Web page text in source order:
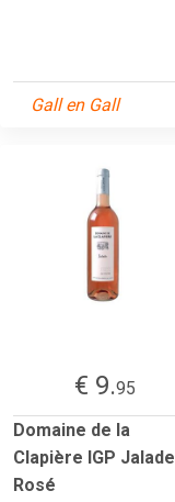
Gall en Gall
€ 9.95
Domaine de la
Clapière IGP Jalade
Rosé